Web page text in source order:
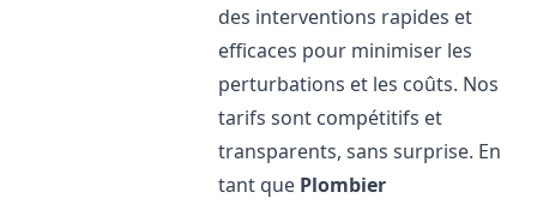
des interventions rapides et
efficaces pour minimiser les
perturbations et les coûts. Nos
tarifs sont compétitifs et
transparents, sans surprise. En
tant que Plombier